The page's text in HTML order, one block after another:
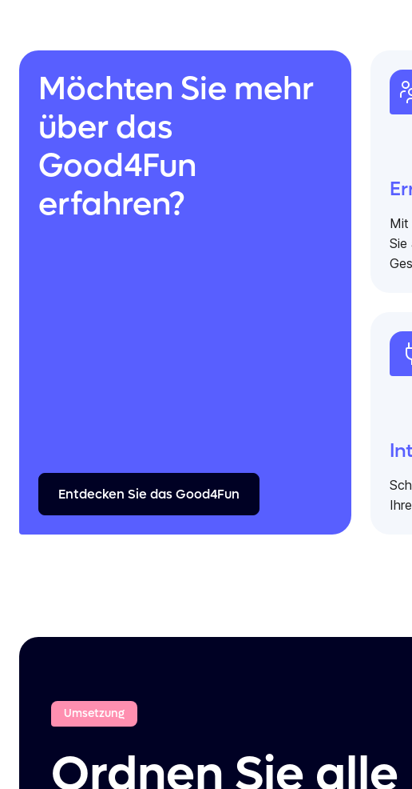
Möchten Sie mehr
über das
Good4Fun
erfahren?
Entdecken SiedasGood4Fun
Mit
Sie
Umsetzung
Ordnen Sie